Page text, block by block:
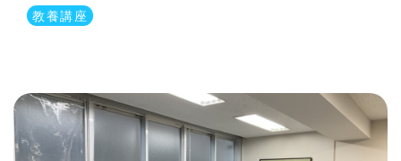
教養講座